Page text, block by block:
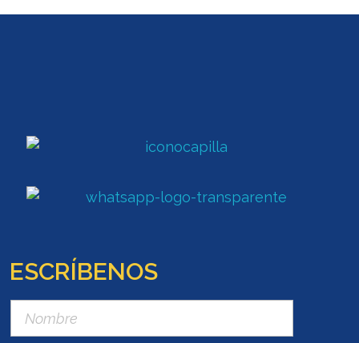
ESCRÍBENOS